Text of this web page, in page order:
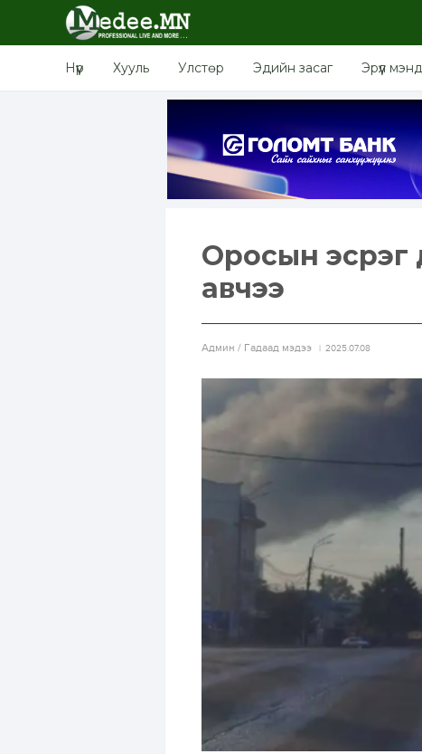
Нүүр Хууль Улстөр Эдийн засаг Эрүүл мэнд
Оросын эсрэг
авчээ
Aдмин / Гадаад мэдээ 2025.07.08